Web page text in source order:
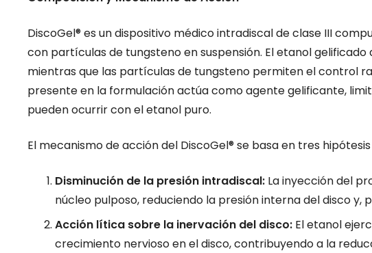
DiscoGel® es un dispositivo médico intradiscal de clase III
con partículas de tungsteno en suspensión. El etanol
mientras que las partículas de tungsteno permiten el control
presente en la formulación actúa como agente gelificante,
pueden ocurrir con el etanol puro.
El mecanismo de acción del DiscoGel® se basa en tres
Disminución de la presión intradiscal: La inyección del
núcleo pulposo, reduciendo la presión interna del disco y,
Acción lítica sobre la inervación del disco: El etanol
crecimiento nervioso en el disco, contribuyendo a la
Nociplástico
hace 2 años
nociplástico es un tipo de dolor
de una alteración en la